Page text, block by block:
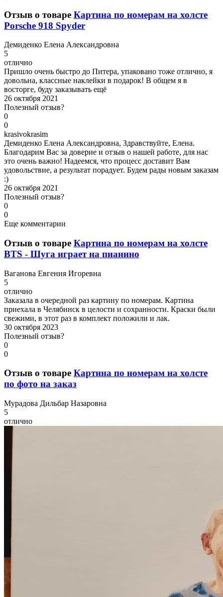
Отзыв о товаре Картина по номерам на холсте
Porsche 918 Spyder
Демиденко Елена Александровна
5
отлично
Пришло очень быстро до Питера, упаковано тоже отлично, я
довольна, классные наклейки в подарок! В общем я в
восторге, буду заказывать ещё
26 октября 2021
Полезный отзыв?
0
0
krasivokrasim
Демиденко Елена Александровна, Здравствуйте, Елена.
Благодарим Вас за доверие и отзыв о нашей работе, для нас
это очень важно! Надеемся, что процесс доставит Вам
удовольствие, а результат порадует. Будем рады новым заказам
:)
26 октября 2021
Полезный отзыв?
0
0
Еще комментарии
Отзыв о товаре Картина по номерам на холсте
BTS - Шуга играет на пианино
Ваганова Евгения Игоревна
5
отлично
Заказала в очередной раз картину по номерам. Картина
приехала в Челябинск в целости и сохранности. Краски были
свежими, в этот раз в комплект положили и лак.
30 октября 2023
Полезный отзыв?
0
0
Отзыв о товаре Картина по номерам на холсте
по фото на заказ
Мурадова Дильбар Назаровна
5
отлично